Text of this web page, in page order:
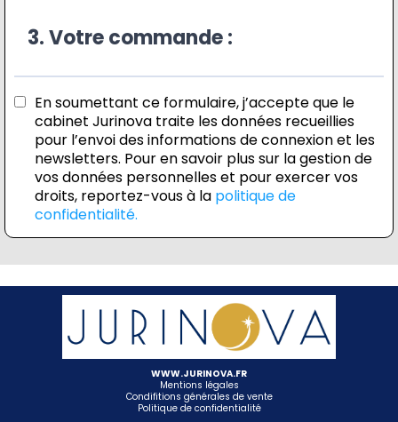
3. Votre commande :
En soumettant ce formulaire, j’accepte que le
cabinet Jurinova traite les données recueillies
pour l’envoi des informations de connexion et les
newsletters. Pour en savoir plus sur la gestion de
vos données personnelles et pour exercer vos
droits, reportez-vous à la politique de
confidentialité.
WWW.JURINOVA.FR
Mentions légales
Condifitions générales de vente
Politique de confidentialité